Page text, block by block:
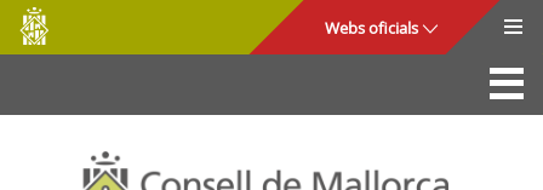
Salta al contingut principal
Consell
de
Mallorca
Webs oficials
La Seu
Consell de Mallorca